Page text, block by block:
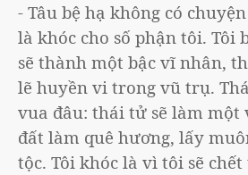
- Tâu bệ hạ không có chuyện
là khóc cho số phận tôi. Tôi
sẽ thành một bậc vĩ nhân,
lẽ huyền vi trong vũ trụ.
vua đâu: thái tử sẽ làm một
đất làm quê hương, lấy
tộc. Tôi khóc là vì tôi sẽ